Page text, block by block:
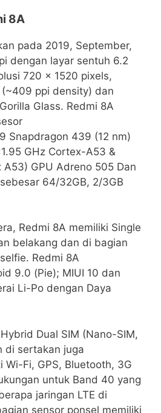
8A
pada 2019, September,
dengan layar sentuh 6.2
720 x 1520 pixels,
ppi density) dan
Glass. Redmi 8A
Snapdragon 439 (12 nm)
GHz Cortex-A53 &
A53) GPU Adreno 505 Dan
64/32GB, 2/3GB
Redmi 8A memiliki Single
belakang dan di bagian
Redmi 8A
9.0 (Pie); MIUI 10 dan
Li-Po dengan Daya
Dual SIM (Nano-SIM,
di sertakan juga
Wi-Fi, GPS, Bluetooth, 3G
untuk Band 40 yang
jaringan LTE di
sensor ponsel memiliki